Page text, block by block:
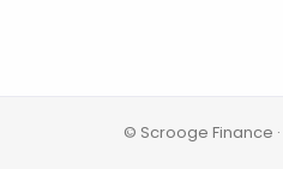
© Scrooge Finance ·